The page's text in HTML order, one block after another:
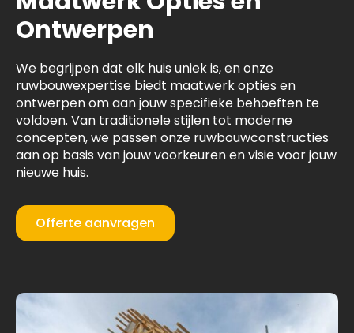
Ontwerpen
We begrijpen dat elk huis uniek is, en onze
ruwbouwexpertise biedt maatwerk opties en
ontwerpen om aan jouw specifieke behoeften te
voldoen. Van traditionele stijlen tot moderne
concepten, we passen onze ruwbouwconstructies
aan op basis van jouw voorkeuren en visie voor jouw
nieuwe huis.
Offerte aanvragen